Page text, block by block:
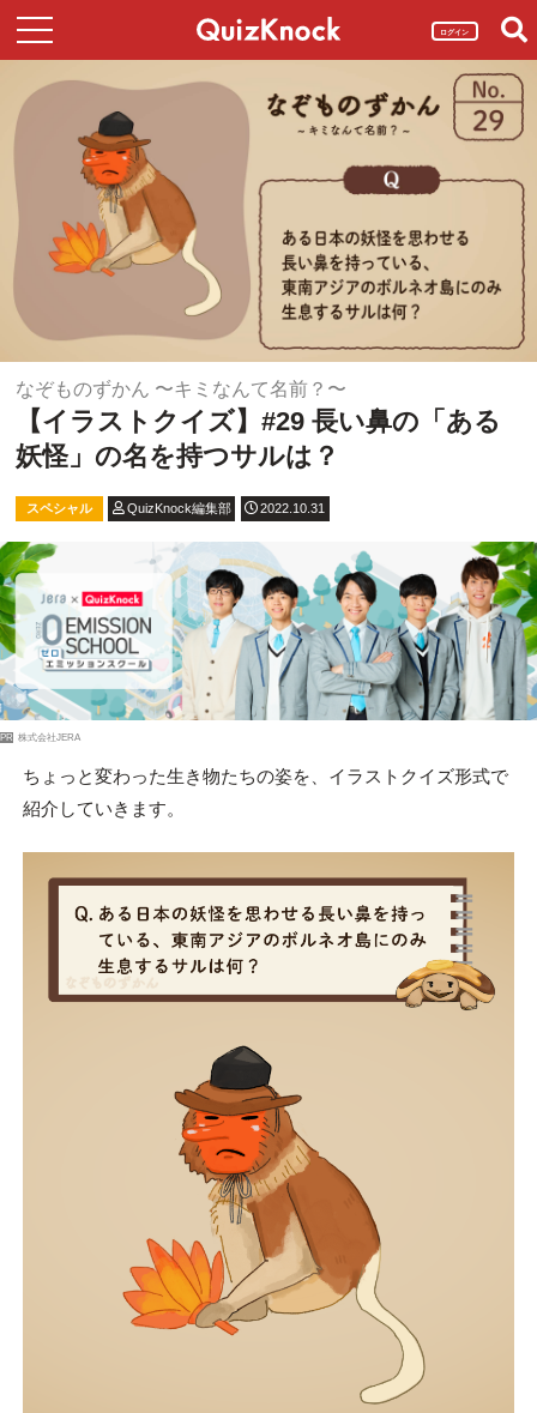
ログイン
なぞものずかん 〜キミなんて名前？〜
【イラストクイズ】#29 長い鼻の「ある
妖怪」の名を持つサルは？
スペシャル QuizKnock編集部 2022.10.31
PR 株式会社JERA
ちょっと変わった生き物たちの姿を、イラストクイズ形式で
紹介していきます。